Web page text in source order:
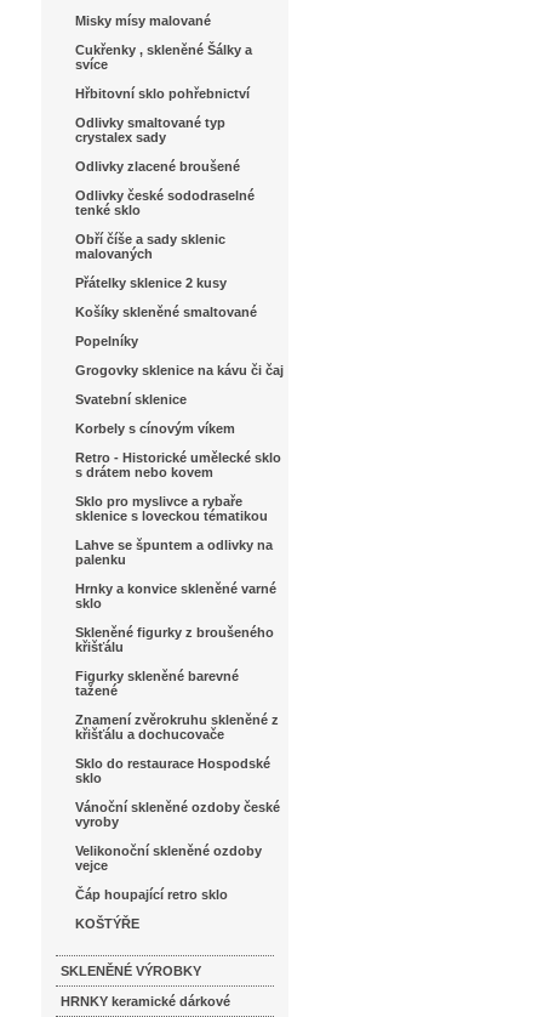
Misky mísy malované
Cukřenky , skleněné Šálky a
svíce
Hřbitovní sklo pohřebnictví
Odlivky smaltované typ
crystalex sady
Odlivky zlacené broušené
Odlivky české sododraselné
tenké sklo
Obří číše a sady sklenic
malovaných
Přátelky sklenice 2 kusy
Košíky skleněné smaltované
Popelníky
Grogovky sklenice na kávu či čaj
Svatební sklenice
Korbely s cínovým víkem
Retro - Historické umělecké sklo
s drátem nebo kovem
Sklo pro myslivce a rybaře
sklenice s loveckou tématikou
Lahve se špuntem a odlivky na
palenku
Hrnky a konvice skleněné varné
sklo
Skleněné figurky z broušeného
křišťálu
Figurky skleněné barevné
tažené
Znamení zvěrokruhu skleněné z
křišťálu a dochucovače
Sklo do restaurace Hospodské
sklo
Vánoční skleněné ozdoby české
vyroby
Velikonoční skleněné ozdoby
vejce
Čáp houpající retro sklo
KOŠTÝŘE
SKLENĚNÉ VÝROBKY
HRNKY keramické dárkové